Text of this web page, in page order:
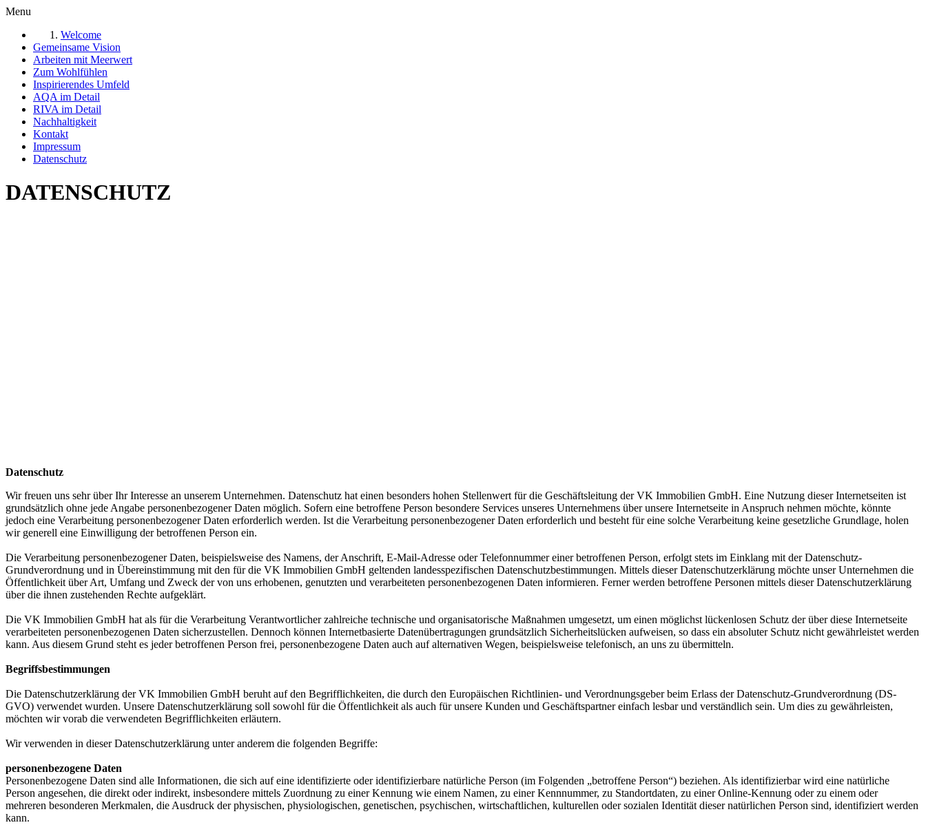
Menu
Welcome
Gemeinsame Vision
Arbeiten mit Meerwert
Zum Wohlfühlen
Inspirierendes Umfeld
AQA im Detail
RIVA im Detail
Nachhaltigkeit
Kontakt
Impressum
Datenschutz
DATENSCHUTZ
Datenschutz
Wir freuen uns sehr über Ihr Interesse an unserem Unternehmen. Datenschutz hat einen besonders hohen Stellenwert für die Geschäftsleitung der VK Immobilien GmbH. Eine Nutzung dieser Internetseiten ist
grundsätzlich ohne jede Angabe personenbezogener Daten möglich. Sofern eine betroffene Person besondere Services unseres Unternehmens über unsere Internetseite in Anspruch nehmen möchte, könnte
jedoch eine Verarbeitung personenbezogener Daten erforderlich werden. Ist die Verarbeitung personenbezogener Daten erforderlich und besteht für eine solche Verarbeitung keine gesetzliche Grundlage, holen
wir generell eine Einwilligung der betroffenen Person ein.
Die Verarbeitung personenbezogener Daten, beispielsweise des Namens, der Anschrift, E-Mail-Adresse oder Telefonnummer einer betroffenen Person, erfolgt stets im Einklang mit der Datenschutz-
Grundverordnung und in Übereinstimmung mit den für die VK Immobilien GmbH geltenden landesspezifischen Datenschutzbestimmungen. Mittels dieser Datenschutzerklärung möchte unser Unternehmen die
Öffentlichkeit über Art, Umfang und Zweck der von uns erhobenen, genutzten und verarbeiteten personenbezogenen Daten informieren. Ferner werden betroffene Personen mittels dieser Datenschutzerklärung
über die ihnen zustehenden Rechte aufgeklärt.
Die VK Immobilien GmbH hat als für die Verarbeitung Verantwortlicher zahlreiche technische und organisatorische Maßnahmen umgesetzt, um einen möglichst lückenlosen Schutz der über diese Internetseite
verarbeiteten personenbezogenen Daten sicherzustellen. Dennoch können Internetbasierte Datenübertragungen grundsätzlich Sicherheitslücken aufweisen, so dass ein absoluter Schutz nicht gewährleistet werden
kann. Aus diesem Grund steht es jeder betroffenen Person frei, personenbezogene Daten auch auf alternativen Wegen, beispielsweise telefonisch, an uns zu übermitteln.
Begriffsbestimmungen
Die Datenschutzerklärung der VK Immobilien GmbH beruht auf den Begrifflichkeiten, die durch den Europäischen Richtlinien- und Verordnungsgeber beim Erlass der Datenschutz-Grundverordnung (DS-
GVO) verwendet wurden. Unsere Datenschutzerklärung soll sowohl für die Öffentlichkeit als auch für unsere Kunden und Geschäftspartner einfach lesbar und verständlich sein. Um dies zu gewährleisten,
möchten wir vorab die verwendeten Begrifflichkeiten erläutern.
Wir verwenden in dieser Datenschutzerklärung unter anderem die folgenden Begriffe:
personenbezogene Daten
Personenbezogene Daten sind alle Informationen, die sich auf eine identifizierte oder identifizierbare natürliche Person (im Folgenden „betroffene Person“) beziehen. Als identifizierbar wird eine natürliche
Person angesehen, die direkt oder indirekt, insbesondere mittels Zuordnung zu einer Kennung wie einem Namen, zu einer Kennnummer, zu Standortdaten, zu einer Online-Kennung oder zu einem oder
mehreren besonderen Merkmalen, die Ausdruck der physischen, physiologischen, genetischen, psychischen, wirtschaftlichen, kulturellen oder sozialen Identität dieser natürlichen Person sind, identifiziert werden
kann.